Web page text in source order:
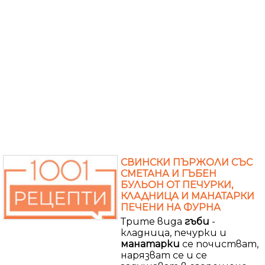
СВИНСКИ ПЪРЖОЛИ СЪС
СМЕТАНА И ГЪБЕН
БУЛЬОН ОТ ПЕЧУРКИ,
КЛАДНИЦА И МАНАТАРКИ
ПЕЧЕНИ НА ФУРНА
Трите вида гъби -
кладница, печурки и
манатарки се почистват,
нарязват се и се